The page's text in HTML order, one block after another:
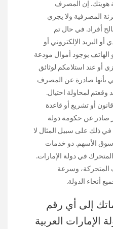
هويتك. إن المصرف
المصرفية ولا يجري
أفراد. في حال تم
أو البريد الإلكتروني أو
بوجود أموال مودعة
عند استلامكم لوثائق
بأنها صادرة عن المصرف
وقعتم لمحاولة احتيال.
أو تشريع أو قاعدة
صادر عن حكومة دولة
في ذلك على سبيل المثال لا
وسوق الأسهم. دو خدمات
في دولة الإمارات.
المتحركة، وسرعة
أنحاء الدولة.
إلى أي رقم
العربية